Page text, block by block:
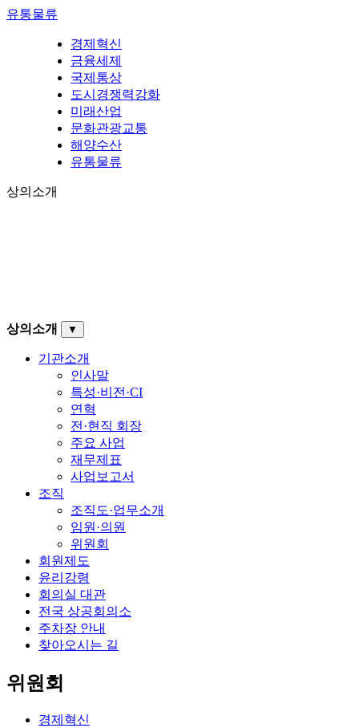
유통물류
경제혁신
금융세제
국제통상
도시경쟁력강화
미래산업
문화관광교통
해양수산
유통물류
상의소개
상의소개 ▼
기관소개
인사말
특성·비전·CI
연혁
전·현직 회장
주요 사업
재무제표
사업보고서
조직
조직도·업무소개
임원·의원
위원회
회원제도
윤리강령
회의실 대관
전국 상공회의소
주차장 안내
찾아오시는 길
위원회
경제혁신